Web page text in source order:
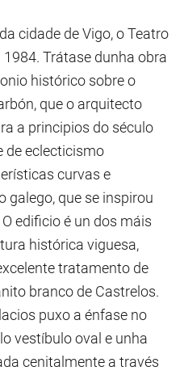
cidade de Vigo, o Teatro
Trátase dunha obra
histórico sobre o
que o arquitecto
a principios do século
de eclecticismo
curvas e
que se inspirou
edificio é un dos máis
histórica viguesa,
tratamento de
branco de Castrelos.
puxo a énfase no
vestíbulo oval e unha
cenitalmente a través